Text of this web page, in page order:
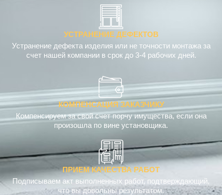
УСТРАНЕНИЕ ДЕФЕКТОВ
Устранение дефекта изделия или не точности монтажа за
счет нашей компании в срок до 3-4 рабочих дней.
КОМПЕНСАЦИЯ ЗАКАЗЧИКУ
Компенсируем за свой счет порчу имущества, если она
произошла по вине установщика.
ПРИЕМ КАЧЕСТВА РАБОТ
Подписываем акт выполненных работ, подтверждающий,
что вы довольны результатом.